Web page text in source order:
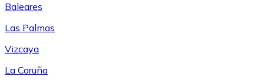
Baleares
Las Palmas
Vizcaya
La Coruña